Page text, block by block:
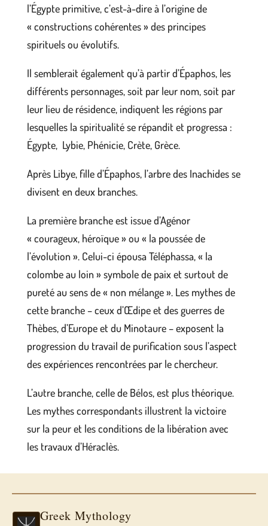
l’Égypte primitive, c’est-à-dire à l’origine de
« constructions cohérentes » des principes
spirituels ou évolutifs.
Il semblerait également qu’à partir d’Épaphos, les
différents personnages, soit par leur nom, soit par
leur lieu de résidence, indiquent les régions par
lesquelles la spiritualité se répandit et progressa :
Égypte, Lybie, Phénicie, Crète, Grèce.
Après Libye, fille d’Épaphos, l’arbre des Inachides se
divisent en deux branches.
La première branche est issue d’Agénor
« courageux, héroïque » ou « la poussée de
l’évolution ». Celui-ci épousa Téléphassa, « la
colombe au loin » symbole de paix et surtout de
pureté au sens de « non mélange ». Les mythes de
cette branche – ceux d’Œdipe et des guerres de
Thèbes, d’Europe et du Minotaure – exposent la
progression du travail de purification sous l’aspect
des expériences rencontrées par le chercheur.
L’autre branche, celle de Bélos, est plus théorique.
Les mythes correspondants illustrent la victoire
sur la peur et les conditions de la libération avec
les travaux d’Héraclès.
Greek Mythology